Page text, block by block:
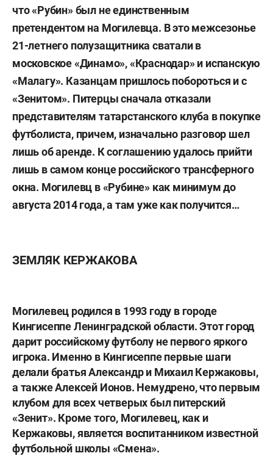
что «Рубин» был не единственным
претендентом на Могилевца. В это межсезонье
21-летнего полузащитника сватали в
московское «Динамо», «Краснодар» и испанскую
«Малагу». Казанцам пришлось побороться и с
«Зенитом». Питерцы сначала отказали
представителям татарстанского клуба в покупке
футболиста, причем, изначально разговор шел
лишь об аренде. К соглашению удалось прийти
лишь в самом конце российского трансферного
окна. Могилевц в «Рубине» как минимум до
августа 2014 года, а там уже как получится…
ЗЕМЛЯК КЕРЖАКОВА
Могилевец родился в 1993 году в городе
Кингисеппе Ленинградской области. Этот город
дарит российскому футболу не первого яркого
игрока. Именно в Кингисеппе первые шаги
делали братьяАлександри Михаил Кержаковы,
а такжеАлексей Ионов. Немудрено, что первым
клубом для всех четверых был питерский
«Зенит». Кроме того, Могилевец, как и
Кержаковы, является воспитанником известной
футбольной школы «Смена».